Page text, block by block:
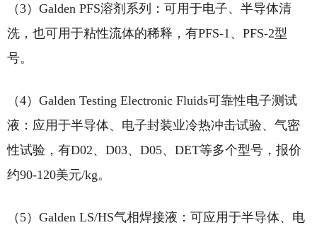
（3）Galden PFS溶剂系列：可用于电子、半导体清
洗，也可用于粘性流体的稀释，有PFS-1、PFS-2型
号。
（4）Galden Testing Electronic Fluids可靠性电子测试
液：应用于半导体、电子封装业冷热冲击试验、气密
性试验，有D02、D03、D05、DET等多个型号，报价
约90-120美元/kg。
（5）Galden LS/HS气相焊接液：可应用于半导体、电